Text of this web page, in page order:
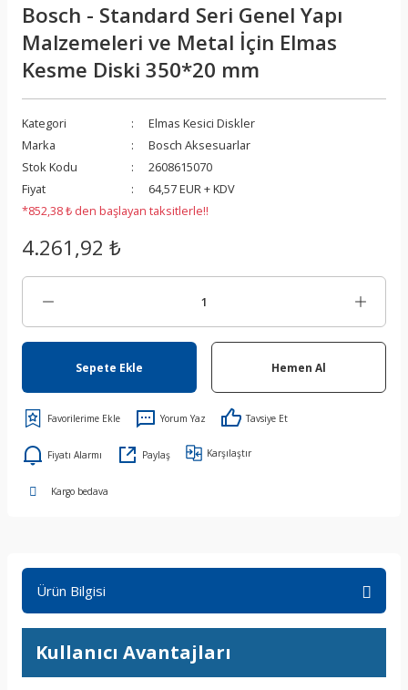
Bosch - Standard Seri Genel Yapı
Malzemeleri ve Metal İçin Elmas
Kesme Diski 350*20 mm
Kategori
Elmas Kesici Diskler
Marka
Bosch Aksesuarlar
Stok Kodu
2608615070
Fiyat
64,57 EUR + KDV
*852,38 ₺ den başlayan taksitlerle!!
4.261,92 ₺
Sepete Ekle Hemen Al
Yorum Yaz Tavsiye Et
Fiyatı Alarmı Paylaş Karşılaştır
Kargo bedava
Ürün Bilgisi
Kullanıcı Avantajları